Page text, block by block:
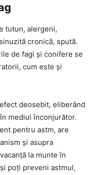
tutun, alergeni,
cronică, spută.
de fagi și conifere se
cum este și
deosebit, eliberând
mediul înconjurător.
pentru astm, are
și asupra
la munte în
poți preveni astmul,